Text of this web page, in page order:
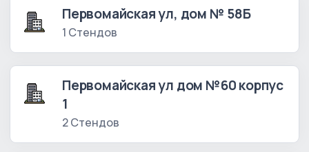
Первомайская ул, дом № 58Б
1 Стендов
Первомайская ул дом №60 корпус
1
2 Стендов